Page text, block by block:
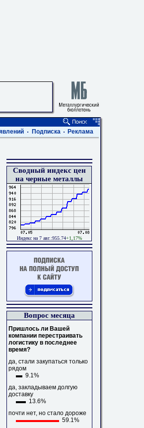
Подписка Реклама
Сводный индекс цен
на черные металлы
Индекс на 7 авг.:955.74+1,17%
Вопрос месяца
Пришлось ли Вашей
компании перестраивать
логистику в последнее
время?
да, стали закупаться только
рядом
9.1%
да, закладываем долгую
доставку
13.6%
почти нет, но стало дороже
59.1%